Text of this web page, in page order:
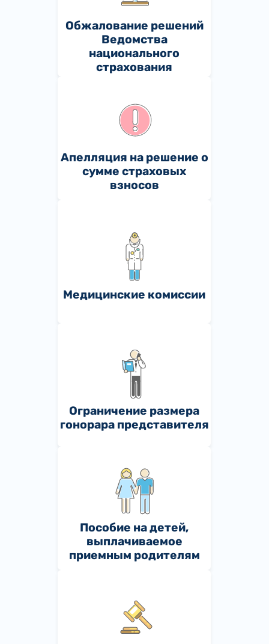
Обжалование решений
Ведомства
национального
страхования
Апелляция на решение о
сумме страховых
взносов
Медицинские комиссии
Ограничение размера
гонорара представителя
Пособие на детей,
выплачиваемое
приемным родителям